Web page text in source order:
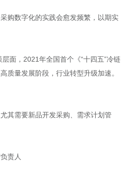
购数字化的实践会愈发频繁，以期实
面，2021年全国首个《“十四五”冷链
质量发展阶段，行业转型升级加速。
其需要新品开发采购、需求计划管
责人